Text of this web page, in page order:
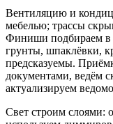
Вентиляцию и
мебелью; трассы
Финиши подбираем в
грунты, шпаклёвки,
предсказуемы.
документами, ведём
актуализируем
Свет строим слоями: